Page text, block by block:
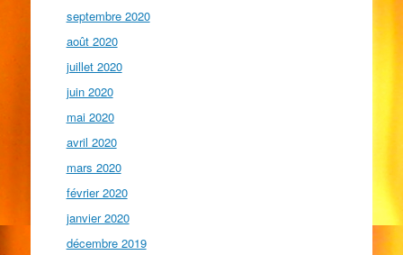
septembre 2020
août 2020
juillet 2020
juin 2020
mai 2020
avril 2020
mars 2020
février 2020
janvier 2020
décembre 2019